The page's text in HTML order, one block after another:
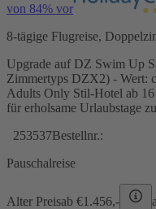
von 84% vor
8-tägige Flugreise,
Upgrade auf DZ Swim Up
Zimmertyps DZX2) - Wert:
Adults Only Stil-Hotel ab
für erholsame Urlaubstage
253537Bestellnr.:
Pauschalreise
Alter Preisab €1.456,-